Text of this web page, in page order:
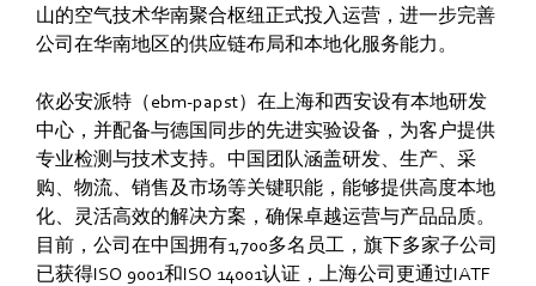
山的空气技术华南聚合枢纽正式投入运营，进一步完善
公司在华南地区的供应链布局和本地化服务能力。
依必安派特（ebm‑papst）在上海和西安设有本地研发
中心，并配备与德国同步的先进实验设备，为客户提供
专业检测与技术支持。中国团队涵盖研发、生产、采
购、物流、销售及市场等关键职能，能够提供高度本地
化、灵活高效的解决方案，确保卓越运营与产品品质。
目前，公司在中国拥有1,700多名员工，旗下多家子公司
已获得ISO 9001和ISO 14001认证，上海公司更通过IATF